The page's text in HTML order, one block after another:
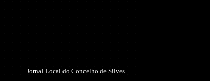
Jornal Local do Concelho de Silves.